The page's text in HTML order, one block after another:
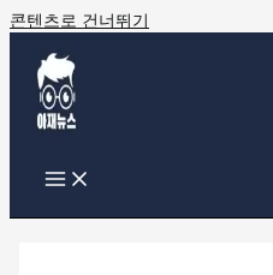
콘텐츠로 건너뛰기